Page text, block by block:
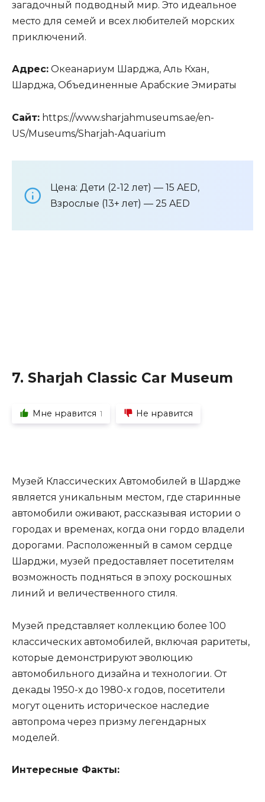
загадочный подводный мир. Это идеальное
место для семей и всех любителей морских
приключений.
Адрес: Океанариум Шарджа, Аль Кхан,
Шарджа, Объединенные Арабские Эмираты
Сайт: https://www.sharjahmuseums.ae/en-
US/Museums/Sharjah-Aquarium
Цена: Дети (2-12 лет) — 15 AED,
Взрослые (13+ лет) — 25 AED
7. Sharjah Classic Car Museum
Мне нравится 1 Не нравится
Музей Классических Автомобилей в Шардже
является уникальным местом, где старинные
автомобили оживают, рассказывая истории о
городах и временах, когда они гордо владели
дорогами. Расположенный в самом сердце
Шарджи, музей предоставляет посетителям
возможность подняться в эпоху роскошных
линий и величественного стиля.
Музей представляет коллекцию более 100
классических автомобилей, включая раритеты,
которые демонстрируют эволюцию
автомобильного дизайна и технологии. От
декады 1950-х до 1980-х годов, посетители
могут оценить историческое наследие
автопрома через призму легендарных
моделей.
Интересные Факты: